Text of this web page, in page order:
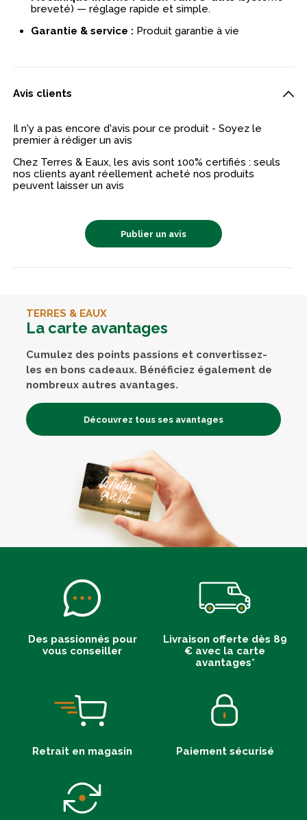
breveté) — réglage rapide et simple.
Garantie & service : Produit garantie à vie
Avis clients
Il n'y a pas encore d'avis pour ce produit - Soyez le
premier à rédiger un avis
Chez Terres & Eaux, les avis sont 100% certifiés : seuls
nos clients ayant réellement acheté nos produits
peuvent laisser un avis
Publier un avis
TERRES & EAUX
La carte avantages
Cumulez des points passions et convertissez-
les en bons cadeaux. Bénéficiez également de
nombreux autres avantages.
Découvrez tous ses avantages
Des passionnés pour
vous conseiller
Livraison offerte dès 89
€ avec la carte
avantages*
Retrait en magasin Paiement sécurisé